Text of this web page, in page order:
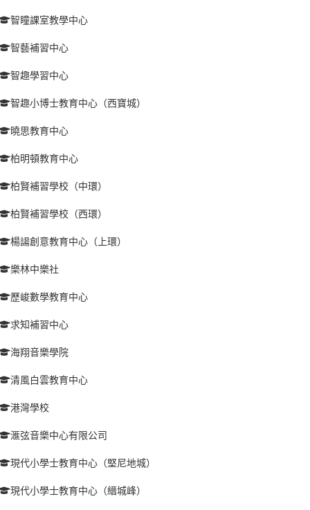
智瞳課室教學中心
智藝補習中心
智趣學習中心
智趣小博士教育中心（西寶城）
曉思教育中心
柏明頓教育中心
柏賢補習學校（中環）
柏賢補習學校（西環）
楊諹創意教育中心（上環）
樂林中樂社
歷峻數學教育中心
求知補習中心
海翔音樂學院
清風白雲教育中心
港灣學校
滙弦音樂中心有限公司
現代小學士教育中心（堅尼地城）
現代小學士教育中心（縉城峰）